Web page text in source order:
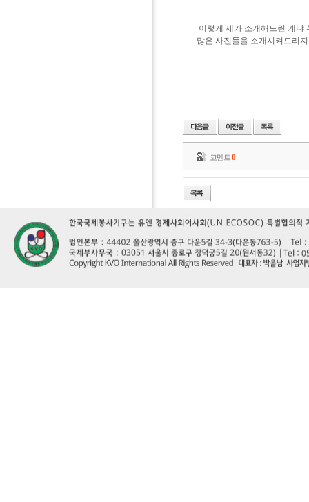
이렇게 제가 소개해드린 케냐
많은 사진들을 소개시켜드리
코멘트 0